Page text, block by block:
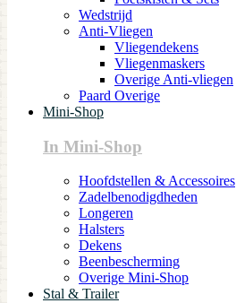
Wedstrijd
Anti-Vliegen
Vliegendekens
Vliegenmaskers
Overige Anti-vliegen
Paard Overige
Mini-Shop
In Mini-Shop
Hoofdstellen & Accessoires
Zadelbenodigdheden
Longeren
Halsters
Dekens
Beenbescherming
Overige Mini-Shop
Stal & Trailer